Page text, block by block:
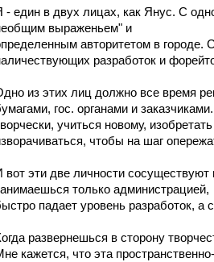
- един в двух лицах, как Янус. С
выраженьем" и
авторитетом в городе.
разработок и
из этих лиц должно все время
гос. органами и
учиться новому,
чтобы на шаг
вот эти две личности
только администрацией,
падает уровень разработок, а
развернешься в сторону
кажется, что эта